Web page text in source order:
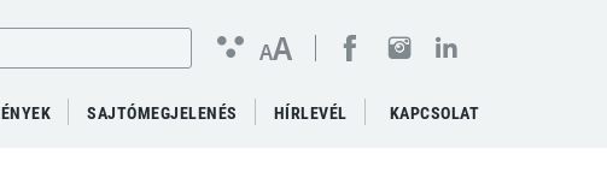
AA
SAJTÓMEGJELENÉS HÍRLEVÉL KAPCSOLAT